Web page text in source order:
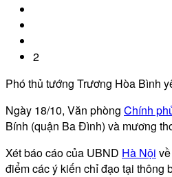
2
Phó thủ tướng Trương Hòa Bình
Ngày 18/10, Văn phòng Chính
Bính (quận Ba Đình) và mương
Xét báo cáo của UBND Hà Nội
điểm các ý kiến chỉ đạo tại thông